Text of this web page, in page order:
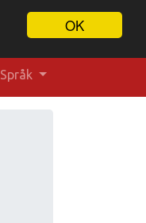
OK
Språk